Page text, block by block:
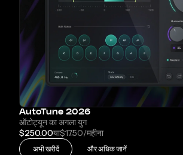
AutoTune 2026
ऑटोट्यून का अगला युग
$250.00या$17.50/महीना
अभी खरीदें और अधिक जानें